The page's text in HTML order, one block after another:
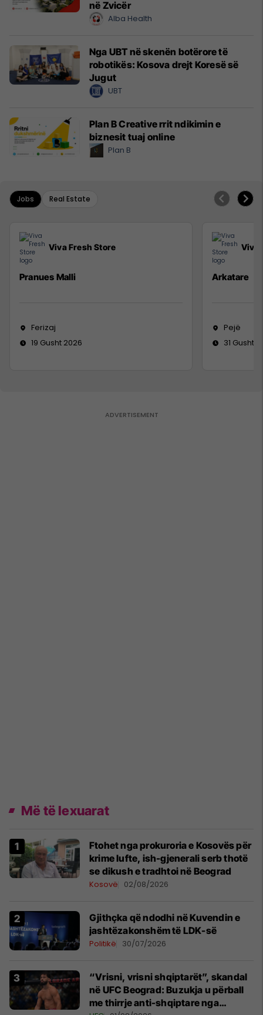
në Zvicër
Alba Health
Nga UBT në skenën botërore të
robotikës: Kosova drejt Koresë së
Jugut
UBT
Plan B Creative rrit ndikimin e
biznesit tuaj online
Plan B
Jobs Real Estate
Viva Fresh Store
Pranues Malli
Ferizaj
19 Gusht 2026
Viva
Arkatare
Pejë
31 Gusht
Më të lexuarat
Ftohet nga prokuroria e Kosovës për
krime lufte, ish-gjenerali serb thotë
se dikush e tradhtoi në Beograd
Kosovë 02/08/2026
Gjithçka që ndodhi në Kuvendin e
jashtëzakonshëm të LDK-së
Politikë 30/07/2026
“Vrisni, vrisni shqiptarët”, skandal
në UFC Beograd: Buzukja u përball
me thirrje anti-shqiptare nga